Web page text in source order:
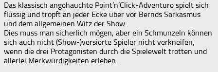
Das klassisch angehauchte Point’n’Click-Adventure spielt sich
flüssig und tropft an jeder Ecke über vor Bernds Sarkasmus
und dem allgemeinen Witz der Show.
Dies muss man sicherlich mögen, aber ein Schmunzeln können
sich auch nicht (Show-)versierte Spieler nicht verkneifen,
wenn die drei Protagonisten durch die Spielewelt trotten und
allerlei Merkwürdigkeiten erleben.